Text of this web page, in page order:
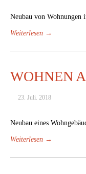
Neubau von Wohnungen
Weiterlesen →
WOHNEN
23. Juli. 2018
Neubau eines
Weiterlesen →